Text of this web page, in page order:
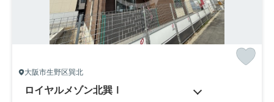
大阪市生野区巽北
ロイヤルメゾン北巽Ⅰ